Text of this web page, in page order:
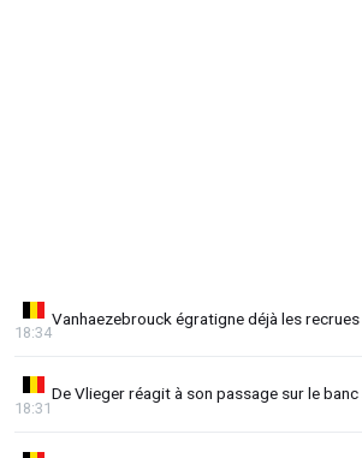
Vanhaezebrouck égratigne déjà les recrues
18:34
De Vlieger réagit à son passage sur le banc
18:31